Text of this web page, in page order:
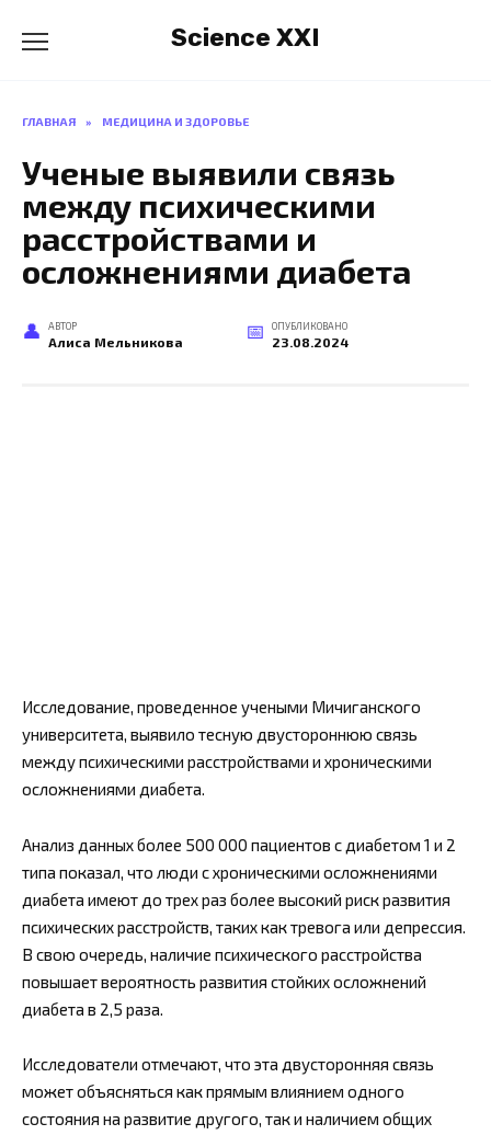
содержанию
Science XXI
ГЛАВНАЯ » МЕДИЦИНА И ЗДОРОВЬЕ
Ученые выявили связь
между психическими
расстройствами и
осложнениями диабета
АВТОР
Алиса Мельникова
ОПУБЛИКОВАНО
23.08.2024
Исследование, проведенное учеными Мичиганского
университета, выявило тесную двустороннюю связь
между психическими расстройствами и хроническими
осложнениями диабета.
Анализ данных более 500 000 пациентов с диабетом 1 и 2
типа показал, что люди с хроническими осложнениями
диабета имеют до трех раз более высокий риск развития
психических расстройств, таких как тревога или депрессия.
В свою очередь, наличие психического расстройства
повышает вероятность развития стойких осложнений
диабета в 2,5 раза.
Исследователи отмечают, что эта двусторонняя связь
может объясняться как прямым влиянием одного
состояния на развитие другого, так и наличием общих